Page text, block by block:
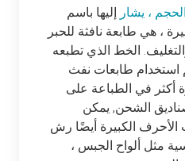
، يشار إليها باسم
، هي طابعة نافثة للحبر
الخط الذي تطبعه
استخدام طابعات نفث
أكثر في الطباعة على
الشحن, يمكن
الأحرف الكبيرة أيضًا رش
مثل ألواح الجبس ،